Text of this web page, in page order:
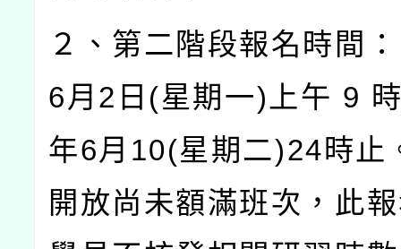
２、第二階段報名時間
6月 2 日 (星期一) 上午 9
年6月 10(星期二)24時止
開放尚未額滿班次，此